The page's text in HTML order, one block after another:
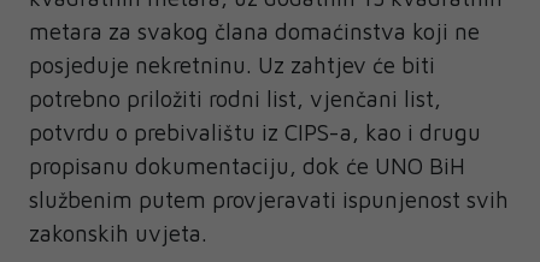
metara za svakog člana domaćinstva koji ne
posjeduje nekretninu. Uz zahtjev će biti
potrebno priložiti rodni list, vjenčani list,
potvrdu o prebivalištu iz CIPS-a, kao i drugu
propisanu dokumentaciju, dok će UNO BiH
službenim putem provjeravati ispunjenost svih
zakonskih uvjeta.